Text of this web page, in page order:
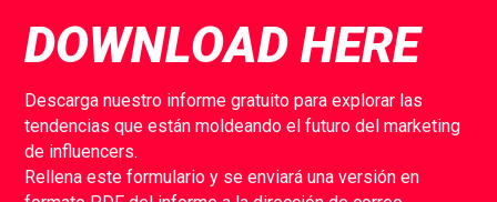
DOWNLOAD HERE
Descarga nuestro informe gratuito para explorar las
tendencias que están moldeando el futuro del marketing
de influencers.
Rellena este formulario y se enviará una versión en